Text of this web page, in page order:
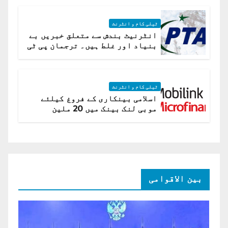
ٹیلی کام و انٹرنٹ
انٹرنیٹ بندش سے متعلق خبریں بے
بنیاد اور غلط ہیں۔ ترجمان پی ٹی
ٹیلی کام و انٹرنٹ
اسلامی بینکاری کے فروغ کیلئے
موبی لنک بینک میں 20 ملین
بین الاقوامی